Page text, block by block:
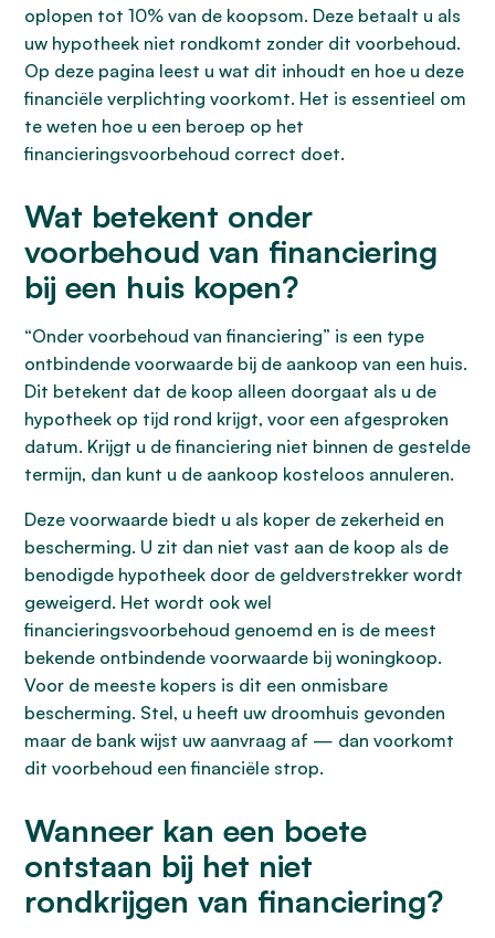
oplopen tot 10% van de koopsom. Deze betaalt u als
uw hypotheek niet rondkomt zonder dit voorbehoud.
Op deze pagina leest u wat dit inhoudt en hoe u deze
financiële verplichting voorkomt. Het is essentieel om
te weten hoe u een beroep op het
financieringsvoorbehoud correct doet.
Wat betekent onder
voorbehoud van financiering
bij een huis kopen?
“Onder voorbehoud van financiering” is een type
ontbindende voorwaarde bij de aankoop van een huis.
Dit betekent dat de koop alleen doorgaat als u de
hypotheek op tijd rond krijgt, voor een afgesproken
datum. Krijgt u de financiering niet binnen de gestelde
termijn, dan kunt u de aankoop kosteloos annuleren.
Deze voorwaarde biedt u als koper de zekerheid en
bescherming. U zit dan niet vast aan de koop als de
benodigde hypotheek door de geldverstrekker wordt
geweigerd. Het wordt ook wel
financieringsvoorbehoud genoemd en is de meest
bekende ontbindende voorwaarde bij woningkoop.
Voor de meeste kopers is dit een onmisbare
bescherming. Stel, u heeft uw droomhuis gevonden
maar de bank wijst uw aanvraag af — dan voorkomt
dit voorbehoud een financiële strop.
Wanneer kan een boete
ontstaan bij het niet
rondkrijgen van financiering?